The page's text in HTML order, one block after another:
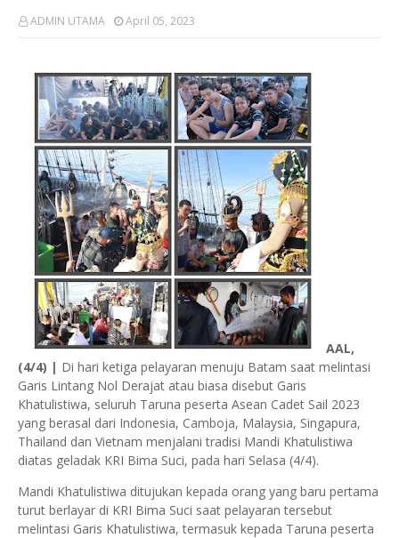
ADMIN UTAMA April 05, 2023
AAL,
(4/4) | Di hari ketiga pelayaran menuju Batam saat melintasi
Garis Lintang Nol Derajat atau biasa disebut Garis
Khatulistiwa, seluruh Taruna peserta Asean Cadet Sail 2023
yang berasal dari Indonesia, Camboja, Malaysia, Singapura,
Thailand dan Vietnam menjalani tradisi Mandi Khatulistiwa
diatas geladak KRI Bima Suci, pada hari Selasa (4/4).
Mandi Khatulistiwa ditujukan kepada orang yang baru pertama
turut berlayar di KRI Bima Suci saat pelayaran tersebut
melintasi Garis Khatulistiwa, termasuk kepada Taruna peserta